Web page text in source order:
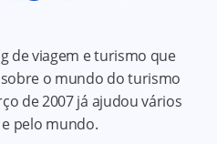
de viagem e turismo que
o mundo do turismo
de 2007 já ajudou vários
pelo mundo.